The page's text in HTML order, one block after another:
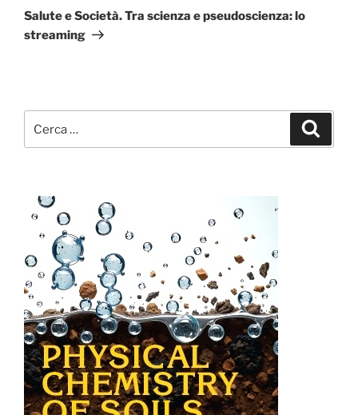
successivo
Salute e Società. Tra scienza e pseudoscienza: lo
streaming